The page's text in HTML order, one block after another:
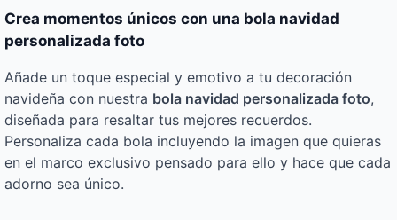
Crea momentos únicos con una bola navidad
personalizada foto
Añade un toque especial y emotivo a tu decoración
navideña con nuestra bola navidad personalizada foto,
diseñada para resaltar tus mejores recuerdos.
Personaliza cada bola incluyendo la imagen que quieras
en el marco exclusivo pensado para ello y hace que cada
adorno sea único.